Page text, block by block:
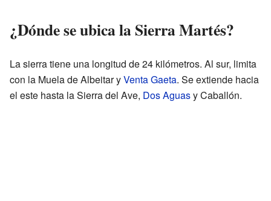
¿Dónde se ubica la Sierra Martés?
La sierra tiene una longitud de 24 kilómetros. Al sur, limita
con la Muela de Albeitar yVenta Gaeta. Se extiende hacia
el este hasta la Sierra del Ave, Dos Aguasy Caballón.